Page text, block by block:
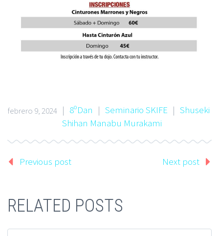
febrero 9, 2024 | 8ºDan | Seminario SKIFE | Shuseki
Shihan Manabu Murakami
Previous post Next post
RELATED POSTS